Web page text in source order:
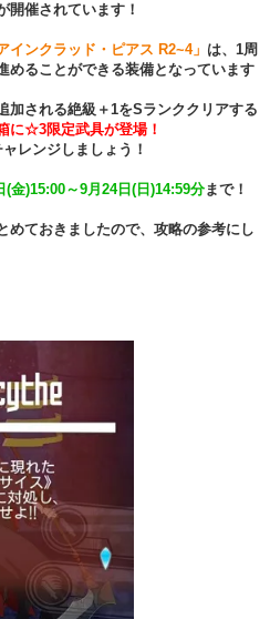
開催されています！
インクラッド・ピアス R2~4」 は、1周
めることができる装備となっています
加される絶級＋1をSランククリアする
に☆3限定武具が登場！
レンジしましょう！
(金)15:00～9月24日(日)14:59分まで！
めておきましたので、攻略の参考にし